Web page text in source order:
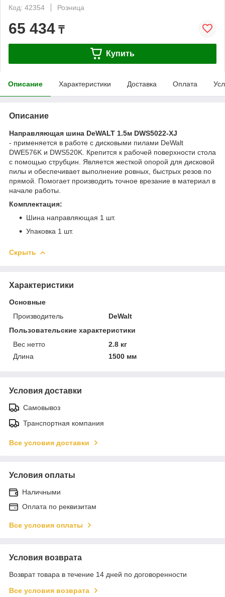
Код: 42354
Розница
65 434 ₸
Купить
Описание Характеристики Доставка Оплата
Описание
Направляющая шина DeWALT 1.5м DWS5022-XJ
- применяется в работе с дисковыми пилами DeWalt
DWE576K и DWS520K. Крепится к рабочей поверхности стола
с помощью струбцин. Является жесткой опорой для дисковой
пилы и обеспечивает выполнение ровных, быстрых резов по
прямой. Помогает производить точное врезание в материал в
начале работы.
Комплектация:
Шина направляющая 1 шт.
Упаковка 1 шт.
Скрыть
Характеристики
Основные
Производитель
DeWalt
Пользовательские характеристики
Вес нетто
2.8 кг
Длина
1500 мм
Условия доставки
Самовывоз
Транспортная компания
Все условия доставки
Условия оплаты
Наличными
Оплата по реквизитам
Все условия оплаты
Условия возврата
Возврат товара в течение 14 дней по договоренности
Все условия возврата